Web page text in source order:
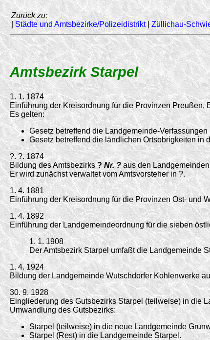
Zurück zu:
| Städte und Amtsbezirke/Polizeidistrikt|Züllichau-
Amtsbezirk Starpel
1. 1. 1874
Einführung der Kreisordnung für die Provinzen
Es gelten:
Gesetz betreffend die Landgemeinde-
Gesetz betreffend die ländlichen Ortsobrigkeiten
?. ?. 1874
Bildung des Amtsbezirks? Nr. ? aus den
Er wird zunächst verwaltet vom Amtsvorsteher in ?.
1. 4. 1881
Einführung der Kreisordnung für die Provinzen Ost- und
1. 4. 1892
Einführung der Landgemeindeordnung für die sieben
1. 1. 1908
Der Amtsbezirk Starpel umfaßt die Landgemeinde
1. 4. 1924
Bildung der Landgemeinde Wutschdorfer Kohlenwerke
30. 9. 1928
Eingliederung des Gutsbezirks Starpel (teilweise) in die
Umwandlung des Gutsbezirks:
Starpel (teilweise) in die neue Landgemeinde
Starpel (Rest) in die Landgemeinde Starpel.